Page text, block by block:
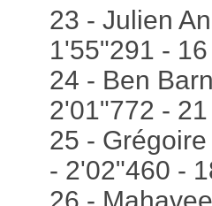
23 - Julien
1'55"291 - 16
24 - Ben
2'01"772 - 21
25 -
- 2'02"460 -